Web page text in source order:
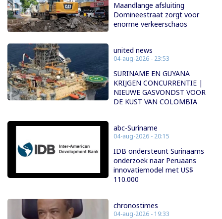
Maandlange afsluiting
Domineestraat zorgt voor
enorme verkeerschaos
united news
04-aug-2026 - 23:53
SURINAME EN GUYANA
KRIJGEN CONCURRENTIE |
NIEUWE GASVONDST VOOR
DE KUST VAN COLOMBIA
abc-Suriname
04-aug-2026 - 20:15
IDB ondersteunt Surinaams
onderzoek naar Peruaans
innovatiemodel met US$
110.000
chronostimes
04-aug-2026 - 19:33